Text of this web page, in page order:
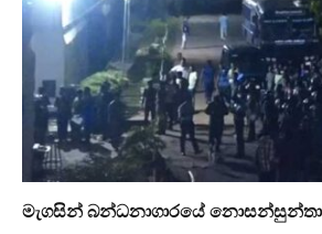
මැගසින් බන්ධනාගාරයේ